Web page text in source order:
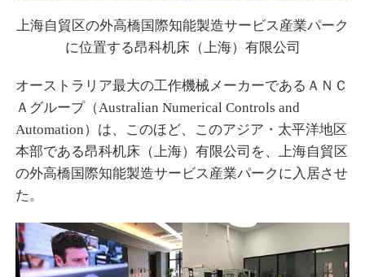
上海自貿区の外高橋国際知能製造サービス産業パーク
に位置する昂科机床（上海）有限公司
オーストラリア最大の工作機械メーカーであるＡＮＣ
Ａグループ（Australian Numerical Controls and
Automation）は、このほど、このアジア・太平洋地区
本部である昂科机床（上海）有限公司を、上海自貿区
の外高橋国際知能製造サービス産業パークに入居させ
た。